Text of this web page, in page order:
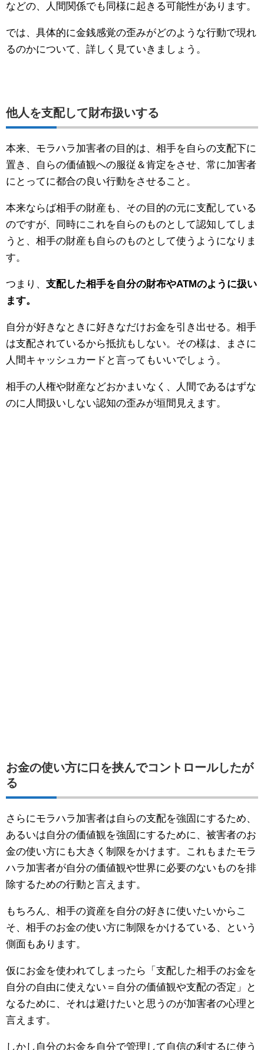
などの、人間関係でも同様に起きる可能性があります。
では、具体的に金銭感覚の歪みがどのような行動で現れ
るのかについて、詳しく見ていきましょう。
他人を支配して財布扱いする
本来、モラハラ加害者の目的は、相手を自らの支配下に
置き、自らの価値観への服従＆肯定をさせ、常に加害者
にとってに都合の良い行動をさせること。
本来ならば相手の財産も、その目的の元に支配している
のですが、同時にこれを自らのものとして認知してしま
うと、相手の財産も自らのものとして使うようになりま
す。
つまり、 支配した相手を自分の財布やATMのように扱い
ます。
自分が好きなときに好きなだけお金を引き出せる。相手
は支配されているから抵抗もしない。その様は、まさに
人間キャッシュカードと言ってもいいでしょう。
相手の人権や財産などおかまいなく、人間であるはずな
のに人間扱いしない認知の歪みが垣間見えます。
お金の使い方に口を挟んでコントロールしたが
る
さらにモラハラ加害者は自らの支配を強固にするため、
あるいは自分の価値観を強固にするために、被害者のお
金の使い方にも大きく制限をかけます。これもまたモラ
ハラ加害者が自分の価値観や世界に必要のないものを排
除するための行動と言えます。
もちろん、相手の資産を自分の好きに使いたいからこ
そ、相手のお金の使い方に制限をかけるている、という
側面もあります。
仮にお金を使われてしまったら「支配した相手のお金を
自分の自由に使えない＝自分の価値観や支配の否定」と
なるために、それは避けたいと思うのが加害者の心理と
言えます。
しかし自分のお金を自分で管理して自信の利するに使う